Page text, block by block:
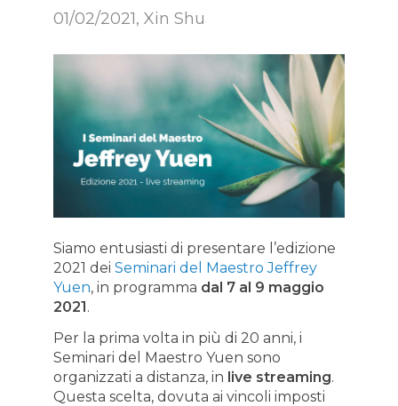
01/02/2021, Xin Shu
Siamo entusiasti di presentare l’edizione
2021 dei Seminari del Maestro Jeffrey
Yuen, in programma dal 7 al 9 maggio
2021.
Per la prima volta in più di 20 anni, i
Seminari del Maestro Yuen sono
organizzati a distanza, in live streaming.
Questa scelta, dovuta ai vincoli imposti